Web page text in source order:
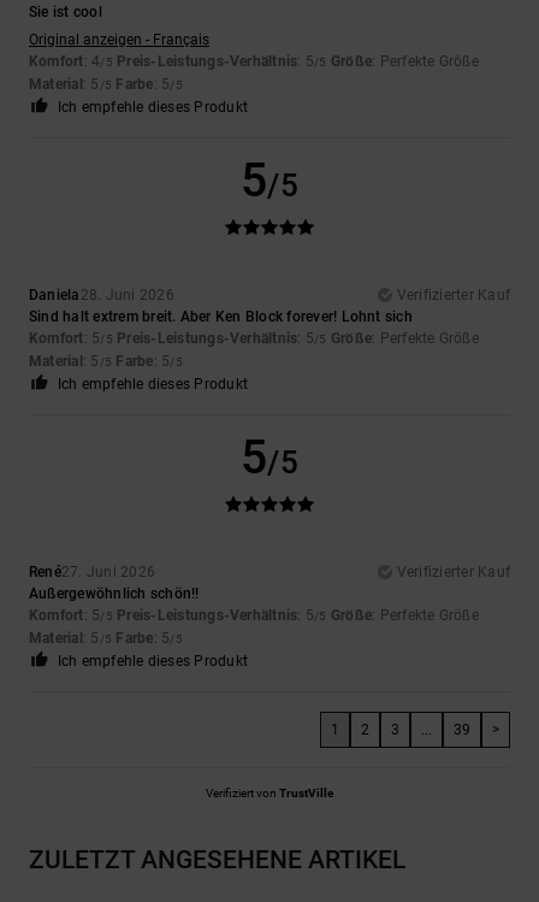
Sie ist cool
Original anzeigen - Français
Komfort: 4/5 Preis-Leistungs-Verhältnis: 5/5 Größe: Perfekte Größe
Material: 5 /5 Farbe: 5/5
Ich empfehle dieses Produkt
5/5
Daniela 28. Juni 2026
Verifizierter Kauf
Sind halt extrem breit. Aber Ken Block forever! Lohnt sich
Komfort: 5/5 Preis-Leistungs-Verhältnis: 5/5 Größe: Perfekte Größe
Material: 5 /5 Farbe: 5/5
Ich empfehle dieses Produkt
5/5
René27. Juni 2026
Verifizierter Kauf
Außergewöhnlich schön!!
Komfort: 5/5 Preis-Leistungs-Verhältnis: 5/5 Größe: Perfekte Größe
Material: 5 /5 Farbe: 5/5
Ich empfehle dieses Produkt
1 2 3 39 >
Verifiziert von TrustVille
ZULETZT ANGESEHENE ARTIKEL